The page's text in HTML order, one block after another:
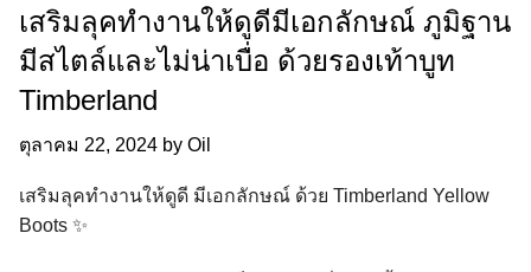
เสริมลุคทำงานให้ดูดีมีเอกลักษณ์ ภูมิฐาน
มีสไตล์และไม่น่าเบื่อ ด้วยรองเท้าบูท
Timberland
ตุลาคม 22, 2024 by Oil
เสริมลุคทำงานให้ดูดี มีเอกลักษณ์ ด้วย Timberland Yellow
Boots ✨